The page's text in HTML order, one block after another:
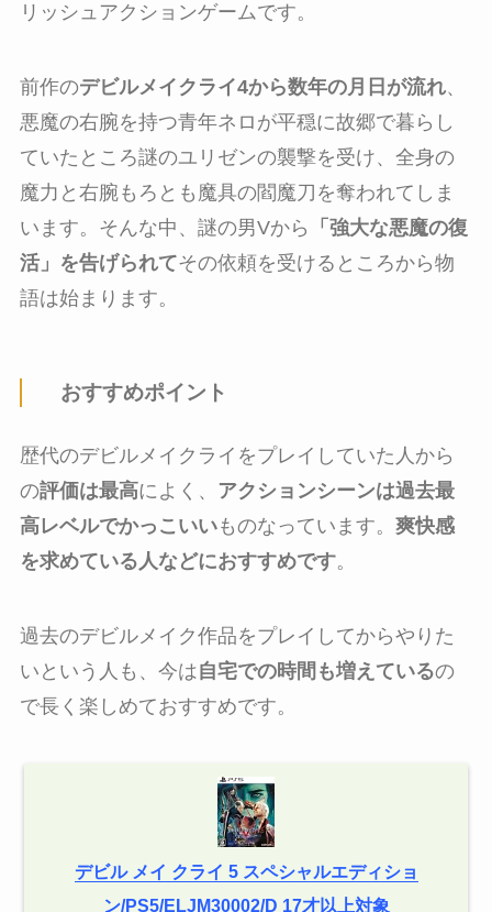
リッシュアクションゲームです。
前作のデビルメイクライ4から数年の月日が流れ、
悪魔の右腕を持つ青年ネロが平穏に故郷で暮らし
ていたところ謎のユリゼンの襲撃を受け、全身の
魔力と右腕もろとも魔具の閻魔刀を奪われてしま
います。そんな中、謎の男Vから
「強大な悪魔の復
活」を告げられてその依頼を受けるところから物
語は始まります。
おすすめポイント
歴代のデビルメイクライをプレイしていた人から
の評価は最高によく、 アクションシーンは過去最
高レベルでかっこいいものなっています。 爽快感
を求めている人などにおすすめです。
過去のデビルメイク作品をプレイしてからやりた
いという人も、今は 自宅での時間も増えているの
で長く楽しめておすすめです。
デビル メイ クライ 5 スペシャルエディショ
ン/PS5/ELJM30002/D 17才以上対象